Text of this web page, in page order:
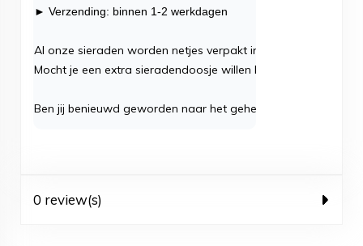
► Verzending: binnen 1-2 werkdagen
Al onze sieraden worden netjes verpakt in één luxe
Mocht je een extra sieradendoosje willen bestellen klik dan
Ben jij benieuwd geworden naar het gehele assortiment
0 review(s)